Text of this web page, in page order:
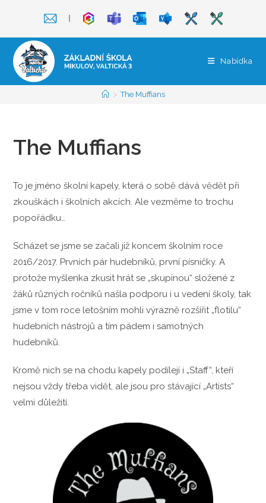
obsahu
Nabídka
> The Muffians
The Muffians
To je jméno školní kapely, která o sobě dává vědět při
zkouškách i školních akcích. Ale vezměme to trochu
popořádku…
Scházet se jsme se začali již koncem školním roce
2016/2017. Prvních pár hudebníků, první písničky. A
protože myšlenka zkusit hrát se „skupinou“ složené z
žáků různých ročníků našla podporu i u vedení školy, tak
jsme v tom roce letošním mohli výrazně rozšířit „flotilu“
hudebních nástrojů a tím pádem i samotných
hudebníků.
Kromě nich se na chodu kapely podílejí i „Staff“, kteří
nejsou vždy třeba vidět, ale jsou pro stávající „Artists“
velmi důležití.